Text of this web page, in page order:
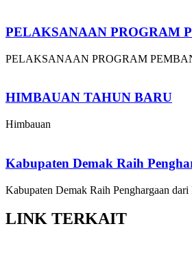
PELAKSANAAN PROGRAM
PELAKSANAAN PROGRAM
HIMBAUAN TAHUN BARU
Himbauan
Kabupaten Demak Raih
Kabupaten Demak Raih Penghargaan
LINK TERKAIT